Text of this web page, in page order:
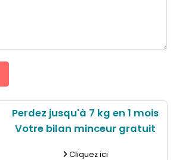
Perdez jusqu'à 7 kg en 1 mois
Votre bilan minceur gratuit
Cliquez ici